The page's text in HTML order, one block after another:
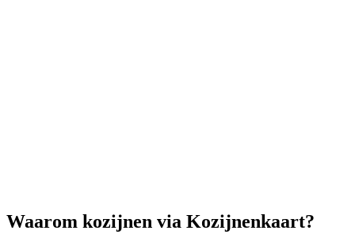
Waarom kozijnen via Kozijnenkaart?